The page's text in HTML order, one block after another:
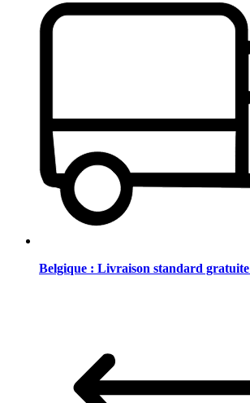
Belgique : Livraison standard gratuite